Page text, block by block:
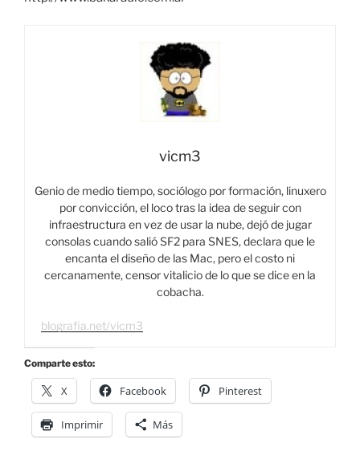
vicm3
Genio de medio tiempo, sociólogo por formación, linuxero
por convicción, el loco tras la idea de seguir con
infraestructura en vez de usar la nube, dejó de jugar
consolas cuando salió SF2 para SNES, declara que le
encanta el diseño de las Mac, pero el costo ni
cercanamente, censor vitalicio de lo que se dice en la
cobacha.
blografia.net/vicm3
Comparte esto:
X Facebook Pinterest
Imprimir Más